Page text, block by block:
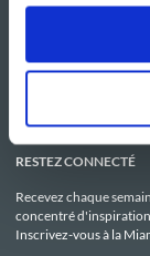
Le Mag'
Boutique
RESTEZ CONNECTÉ
Recevez chaque
concentré
Inscrivez-vous à la